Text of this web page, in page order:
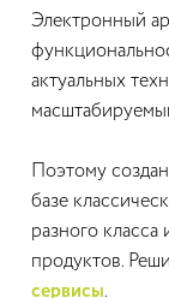
Электронный
актуальных
Поэтому
базе
разного
продуктов.
сервисы.